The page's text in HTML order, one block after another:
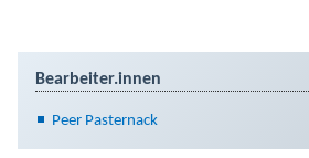
Bearbeiter.innen
Peer Pasternack